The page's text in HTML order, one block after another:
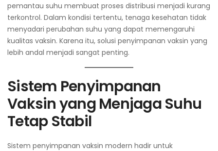
pemantau suhu membuat proses distribusi menjadi kurang
terkontrol. Dalam kondisi tertentu, tenaga kesehatan tidak
menyadari perubahan suhu yang dapat memengaruhi
kualitas vaksin. Karena itu, solusi penyimpanan vaksin yang
lebih andal menjadi sangat penting.
Sistem Penyimpanan
Vaksin yang Menjaga Suhu
Tetap Stabil
Sistem penyimpanan vaksin modern hadir untuk